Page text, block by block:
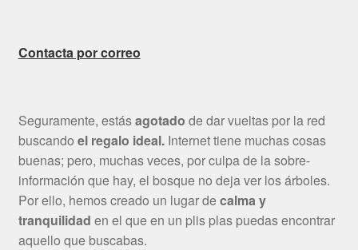
Contacta por correo
Seguramente, estásagotado de dar vueltas por la red
buscando el regalo ideal.Internet tiene muchas cosas
buenas; pero, muchas veces, por culpa de la sobre-
información que hay, el bosque no deja ver los árboles.
Por ello, hemos creado un lugar decalma y
tranquilidad en el que en un plis plas puedas encontrar
aquello que buscabas.